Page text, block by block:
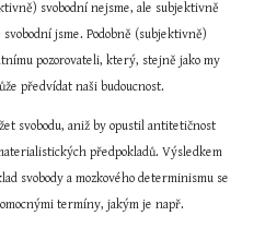
svobodní nejsme, ale subjektivně
jsme. Podobně (subjektivně)
pozorovateli, který, stejně jako my
předvídat naši budoucnost.
svobodu, aniž by opustil antitetičnost
předpokladů. Výsledkem
svobody a mozkového determinismu se
termíny, jakým je např.